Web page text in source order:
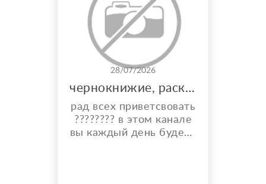
28/07/2026
чернокнижие, расклады, и многое другое
рад всех приветсвовать
???????? в этом канале
вы каждый день будете